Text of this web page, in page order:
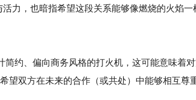
活力，也暗指希望这段关系能够像燃烧的火焰一
简约、偏向商务风格的打火机，这可能意味着
望双方在未来的合作（或共处）中能够相互尊